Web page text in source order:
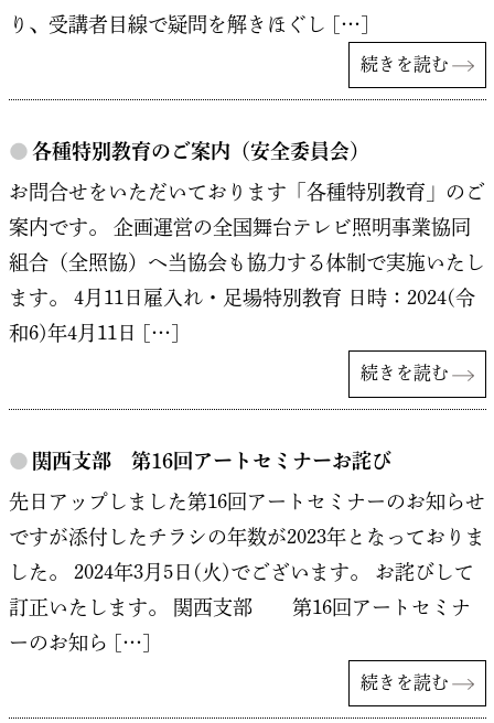
り、受講者目線で疑問を解きほぐし […]
続きを読む
● 各種特別教育のご案内（安全委員会）
お問合せをいただいております「各種特別教育」のご
案内です。 企画運営の全国舞台テレビ照明事業協同
組合（全照協）へ当協会も協力する体制で実施いたし
ます。 4月11日雇入れ・足場特別教育 日時：2024(令
和6)年4月11日 […]
続きを読む
● 関西支部 第16回アートセミナーお詫び
先日アップしました第16回アートセミナーのお知らせ
ですが添付したチラシの年数が2023年となっておりま
した。 2024年3月5日(火)でございます。 お詫びして
訂正いたします。 関西支部 第16回アートセミナ
ーのお知ら […]
続きを読む